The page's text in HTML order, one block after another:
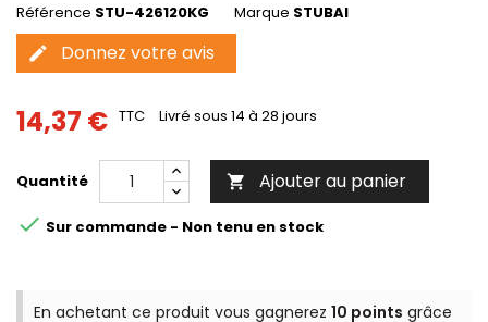
Référence STU-426120KG Marque STUBAI
edit Donnez votre avis
14,37 € TTC Livré sous 14 à 28 jours
Quantité  Ajouter au panier
 Sur commande - Non tenu en stock
En achetant ce produit vous gagnerez 10 points grâce